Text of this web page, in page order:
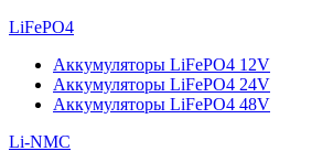
LiFePO4
Аккумуляторы LiFePO4 12V
Аккумуляторы LiFePO4 24V
Аккумуляторы LiFePO4 48V
Li-NMC